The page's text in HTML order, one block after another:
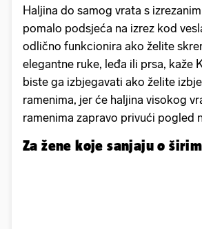
Haljina do samog vrata s
pomalo podsjeća na izrez kod
odlično funkcionira ako želite
elegantne ruke, leđa ili prsa, kaže
biste ga izbjegavati ako želite
ramenima, jer će haljina visokog
ramenima zapravo privući pogled
Za žene koje sanjaju o